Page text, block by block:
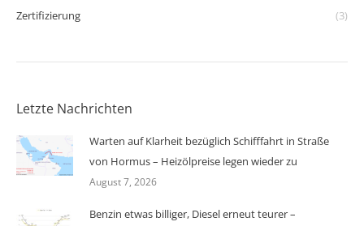
Zertifizierung
(3)
Letzte Nachrichten
Warten auf Klarheit bezüglich Schifffahrt in Straße
von Hormus – Heizölpreise legen wieder zu
August 7, 2026
Benzin etwas billiger, Diesel erneut teurer –